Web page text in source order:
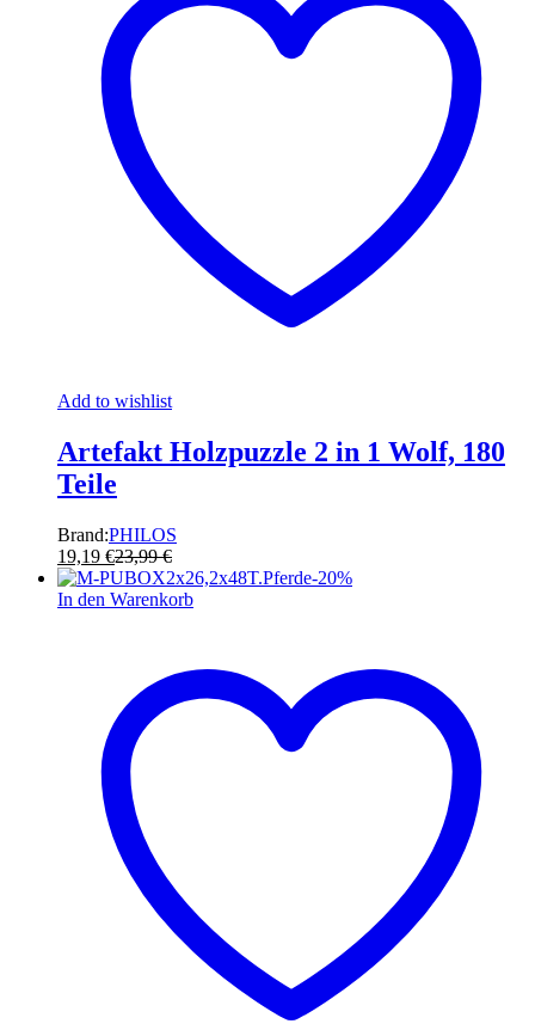
Add to wishlist
Artefakt Holzpuzzle 2 in 1 Wolf, 180
Teile
Brand:PHILOS
19,19 €23,99€
-20%
In den Warenkorb